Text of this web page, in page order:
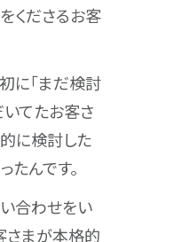
くださるお客
に「まだ検討
いてたお客さ
に検討した
たんです。
合わせをい
さまが本格的